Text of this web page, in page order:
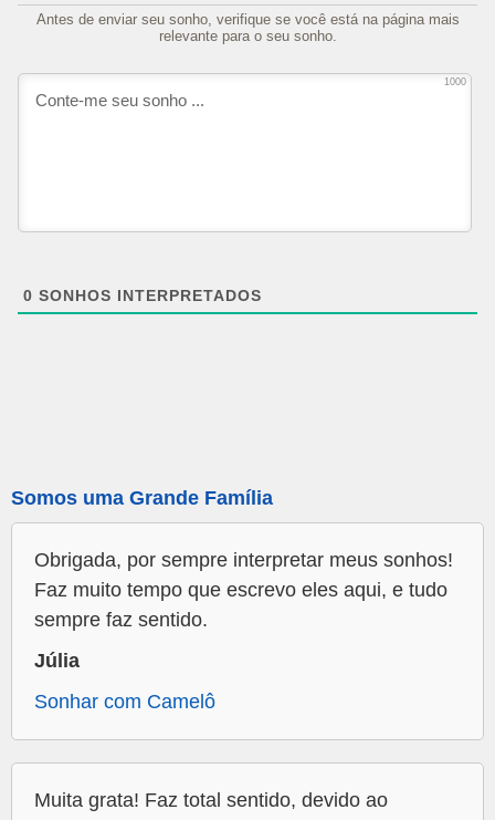
Antes de enviar seu sonho, verifique se você está na página mais
relevante para o seu sonho.
1000
0 SONHOS INTERPRETADOS
Somos uma Grande Família
Obrigada, por sempre interpretar meus sonhos!
Faz muito tempo que escrevo eles aqui, e tudo
sempre faz sentido.
Júlia
Sonhar com Camelô
Muita grata! Faz total sentido, devido ao